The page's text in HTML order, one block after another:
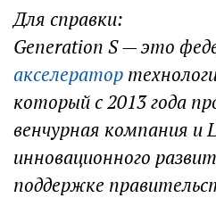
Для справки:
Generation S — это
акселератор
который с 2013 года
венчурная компания и
инновационного
поддержке